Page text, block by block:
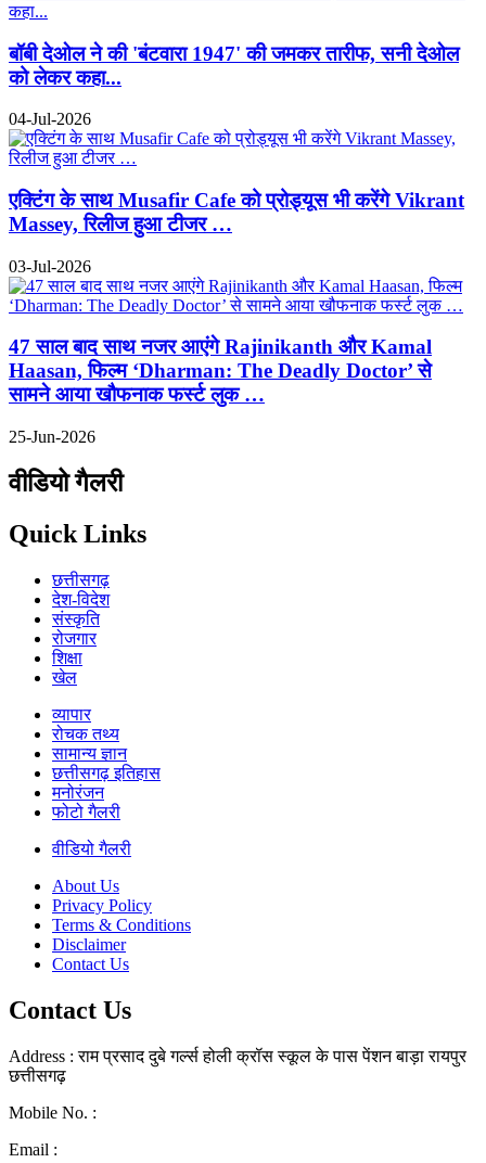
बॉबी देओल ने की 'बंटवारा 1947' की जमकर तारीफ, सनी देओल
को लेकर कहा...
04-Jul-2026
एक्टिंग के साथ Musafir Cafe को प्रोड्यूस भी करेंगे Vikrant
Massey, रिलीज हुआ टीजर …
03-Jul-2026
47 साल बाद साथ नजर आएंगे Rajinikanth और Kamal
Haasan, फिल्म ‘Dharman: The Deadly Doctor’ से
सामने आया खौफनाक फर्स्ट लुक …
25-Jun-2026
वीडियो गैलरी
Quick Links
छत्तीसगढ़
देश-विदेश
संस्कृति
रोजगार
शिक्षा
खेल
व्यापार
रोचक तथ्य
सामान्य ज्ञान
छत्तीसगढ़ इतिहास
मनोरंजन
फोटो गैलरी
वीडियो गैलरी
About Us
Privacy Policy
Terms & Conditions
Disclaimer
Contact Us
Contact Us
Address : राम प्रसाद दुबे गर्ल्स होली क्रॉस स्कूल के पास पेंशन बाड़ा रायपुर
छत्तीसगढ़
Mobile No. :
Email :